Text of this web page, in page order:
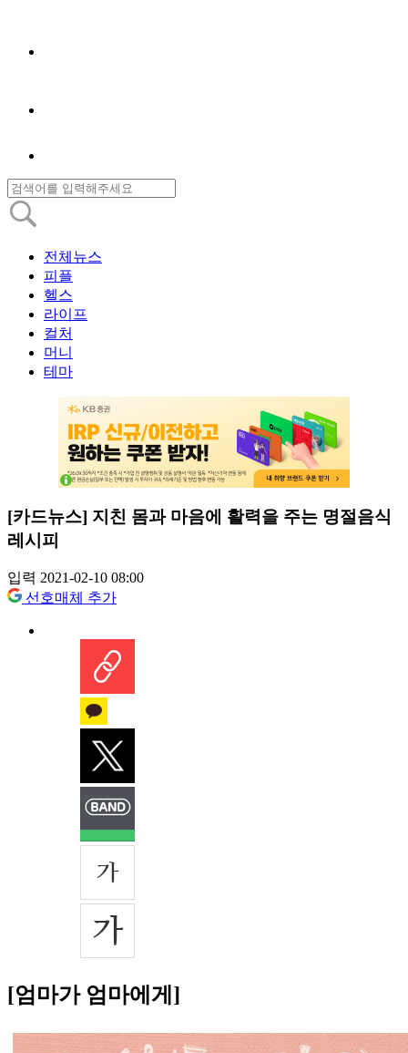
전체뉴스
피플
헬스
라이프
컬처
머니
테마
[카드뉴스] 지친 몸과 마음에 활력을 주는 명절음식
레시피
입력 2021-02-10 08:00
선호매체 추가
[엄마가 엄마에게]